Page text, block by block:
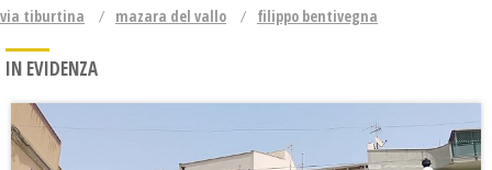
via tiburtina mazara del vallo filippo bentivegna
IN EVIDENZA